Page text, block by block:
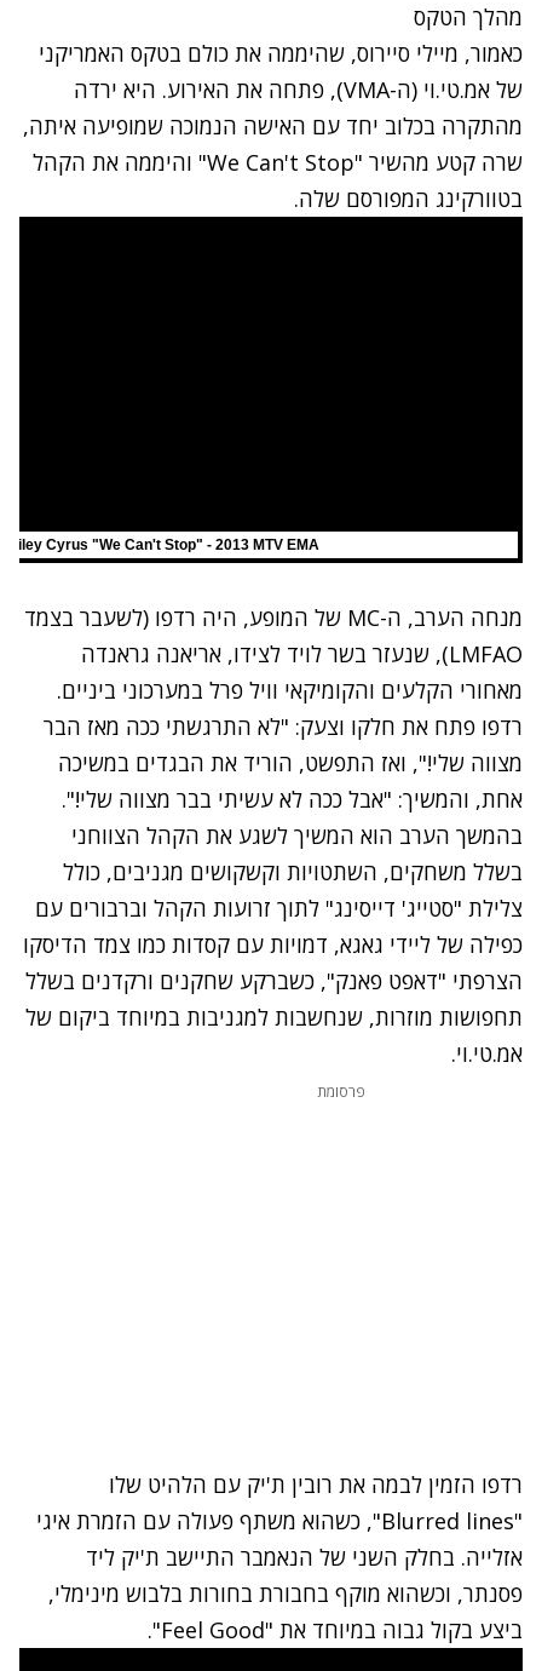
מהלך הטקס
כאמור, מיילי סיירוס, שהיממה את כולם בטקס האמריקני
של אמ.טי.וי (ה-VMA
), פתחה את האירוע. היא ירדה
מהתקרה בכלוב יחד עם האישה הנמוכה שמופיעה איתה,
שרה קטע מהשיר "We Can't Stop" והיממה את הקהל
בטוורקינג המפורסם שלה.
Miley Cyrus "We Can't Stop" - 2013 MTV EMA
מנחה הערב, ה-MC של המופע, היה רדפו (לשעבר בצמד
LMFAO), שנעזר בשר לויד לצידו, אריאנה גראנדה
מאחורי הקלעים והקומיקאי וויל פרל במערכוני ביניים.
רדפו פתח את חלקו וצעק: "לא התרגשתי ככה מאז הבר
מצווה שלי!", ואז התפשט, הוריד את הבגדים במשיכה
אחת, והמשיך: "אבל ככה לא עשיתי בבר מצווה שלי!".
בהמשך הערב הוא המשיך לשגע את הקהל הצווחני
בשלל משחקים, השתטויות וקשקושים מגניבים, כולל
צלילת "סטייג' דייסינג" לתוך זרועות הקהל וברבורים עם
כפילה של ליידי גאגא, דמויות עם קסדות כמו צמד הדיסקו
הצרפתי "דאפט פאנק", כשברקע שחקנים ורקדנים בשלל
תחפושות מוזרות, שנחשבות למגניבות במיוחד ביקום של
אמ.טי.וי.
פרסומת
רדפו הזמין לבמה את רובין ת'יק עם הלהיט שלו
"Blurred lines", כשהוא משתף פעולה עם הזמרת איגי
אזלייה. בחלק השני של הנאמבר התיישב ת'יק ליד
פסנתר, וכשהוא מוקף בחבורת בחורות בלבוש מינימלי,
ביצע בקול גבוה במיוחד את "Feel Good".